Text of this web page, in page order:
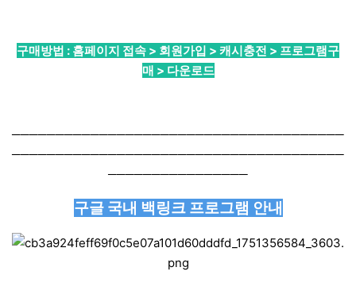
구매방법 : 홈페이지 접속 > 회원가입 > 캐시충전 > 프로그램구
매 > 다운로드
──────────────────────────────────────
──────────────────────────────────────
────────────────
구글 국내 백링크 프로그램 안내